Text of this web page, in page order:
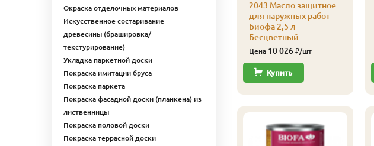
Масло защитное
2043 Масло защитное
Биофа 1 л 4308
Оливковый
Цена
Купить
2043 Масло защитное
для наружных работ
Биофа 2,5 л
Бесцветный
Цена 10 026₽/шт
Купить
Окраска отделочных материалов
Искусственное состаривание
древесины (брашировка/
текстурирование)
Укладка паркетной доски
Покраска имитации бруса
Покраска паркета
Покраска фасадной доски (планкена) из
лиственницы
Покраска половой доски
Покраска террасной доски